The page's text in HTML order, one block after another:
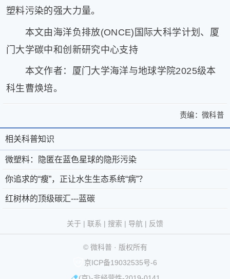
塑料污染的强大力量。
本文由海洋负排放(ONCE)国际大科学计划、厦
门大学碳中和创新研究中心支持
本文作者：厦门大学海洋与地球学院2025级本
科生曹焕培。
责编： 微科普
微
塑
料：
隐
匿
蓝
>
相
关
科
普
识
微
塑
料：
隐
匿
蓝
关
于
普
联
微
39793093
公
安
2011-
科
相关科普知识
微塑料：隐匿在蓝色星球的隐形污染
你追求的“瘦”，正让水生生态系统“病”？
红树林的顶级碳汇---蓝碳
关于 | 联系 | 搜索 | 导航 | 反馈
© 微科普 · 版权所有
京ICP备19032535号-6